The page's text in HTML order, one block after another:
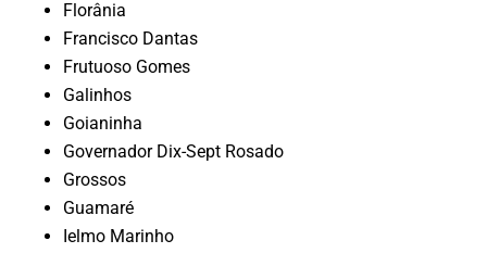
Florânia
Francisco Dantas
Frutuoso Gomes
Galinhos
Goianinha
Governador Dix-Sept Rosado
Grossos
Guamaré
Ielmo Marinho